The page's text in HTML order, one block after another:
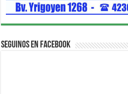
Seguinos en Facebook